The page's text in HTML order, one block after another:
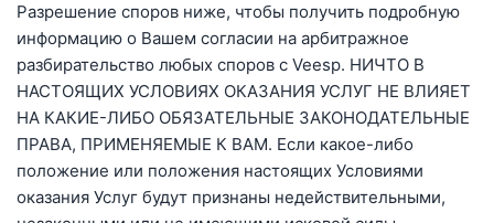
Разрешение споров ниже, чтобы получить подробную
информацию о Вашем согласии на арбитражное
разбирательство любых споров с Veesp. НИЧТО В
НАСТОЯЩИХ УСЛОВИЯХ ОКАЗАНИЯ УСЛУГ НЕ ВЛИЯЕТ
НА КАКИЕ-ЛИБО ОБЯЗАТЕЛЬНЫЕ ЗАКОНОДАТЕЛЬНЫЕ
ПРАВА, ПРИМЕНЯЕМЫЕ К ВАМ. Если какое-либо
положение или положения настоящих Условиями
оказания Услуг будут признаны недействительными,